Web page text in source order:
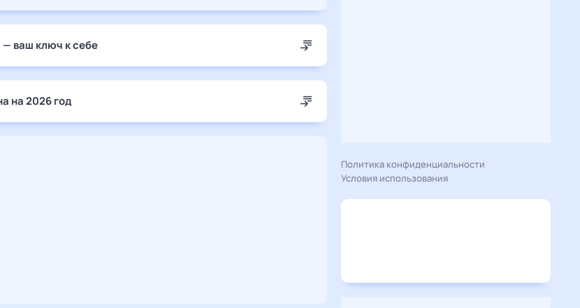
— ваш ключ к себе
на 2026 год
Политика конфиденциальности
Условия использования